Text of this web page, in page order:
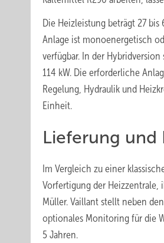
Die Heizleistung beträgt 27
Anlage ist monoenergetisch
verfügbar. In der
114 kW. Die erforderliche
Regelung, Hydraulik und
Einheit.
Lieferung und
Im Vergleich zu einer
Vorfertigung der Heizzentrale,
Müller. Vaillant stellt neben
optionales Monitoring für die
5 Jahren.